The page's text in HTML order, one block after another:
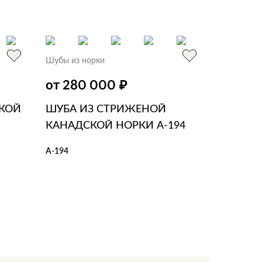
Шубы из норки
от 280 000 ₽
ШУБА ИЗ СТРИЖЕНОЙ
КАНАДСКОЙ НОРКИ А-194
А-194